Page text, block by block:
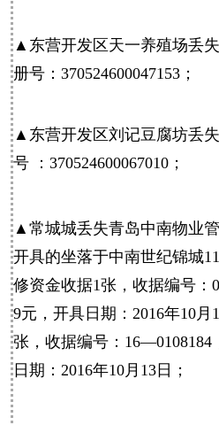
▲ 东营开发区天一养殖场丢
册号：370524600047153；
▲东营开发区刘记豆腐坊丢
号 ：370524600067010；
▲常城城丢失青岛中南物业
开具的坐落于中南世纪锦城
修资金收据1张，收据编号：
9元，开具日期：2016年10月
张，收据编号：16—0108184
日期：2016年10月13日；